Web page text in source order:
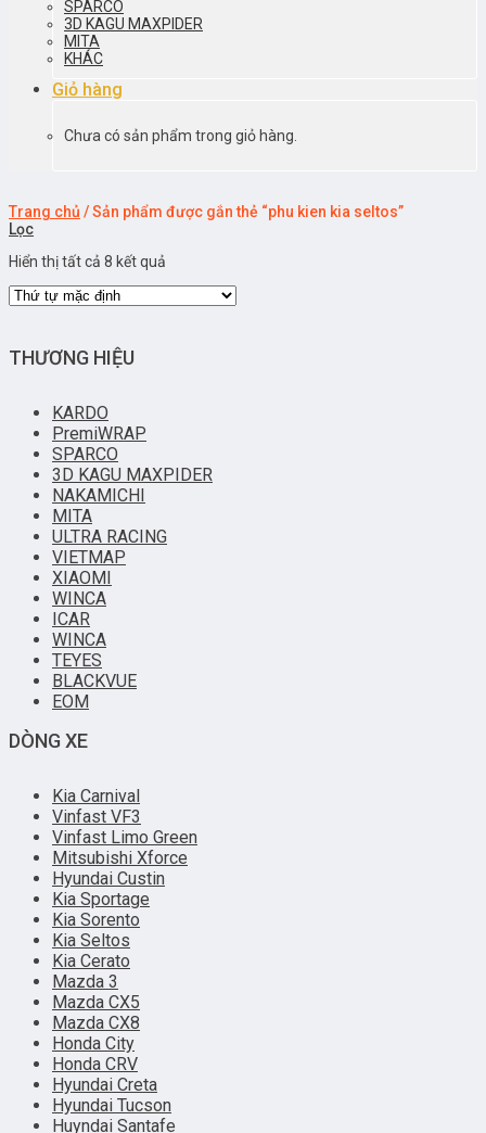
SPARCO
3D KAGU MAXPIDER
MITA
KHÁC
Giỏ hàng
Chưa có sản phẩm trong giỏ hàng.
Trang chủ /Sản phẩm được gắn thẻ “phu kien kia seltos”
Lọc
Hiển thị tất cả 8 kết quả
THƯƠNG HIỆU
KARDO
PremiWRAP
SPARCO
3D KAGU MAXPIDER
NAKAMICHI
MITA
ULTRA RACING
VIETMAP
XIAOMI
WINCA
ICAR
WINCA
TEYES
BLACKVUE
EOM
DÒNG XE
Kia Carnival
Vinfast VF3
Vinfast Limo Green
Mitsubishi Xforce
Hyundai Custin
Kia Sportage
Kia Sorento
Kia Seltos
Kia Cerato
Mazda 3
Mazda CX5
Mazda CX8
Honda City
Honda CRV
Hyundai Creta
Hyundai Tucson
Huyndai Santafe